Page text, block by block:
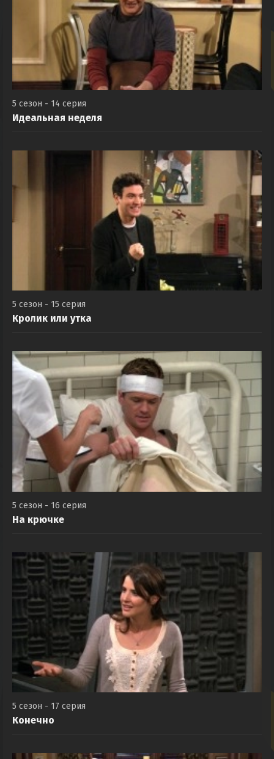
5 сезон - 14 серия
Идеальная неделя
5 сезон - 15 серия
Кролик или утка
5 сезон - 16 серия
На крючке
5 сезон - 17 серия
Конечно